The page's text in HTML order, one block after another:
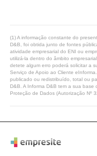
(1) A informação constante do
D&B, foi obtida junto de fontes
atividade empresarial do ENI ou
utilizá-la dentro do âmbito
detete algum erro poderá solicitar a
Serviço de Apoio ao Cliente
publicado ou redistribuído, total ou
D&B. A Informa D&B tem a sua
Proteção de Dados (Autorização Nº